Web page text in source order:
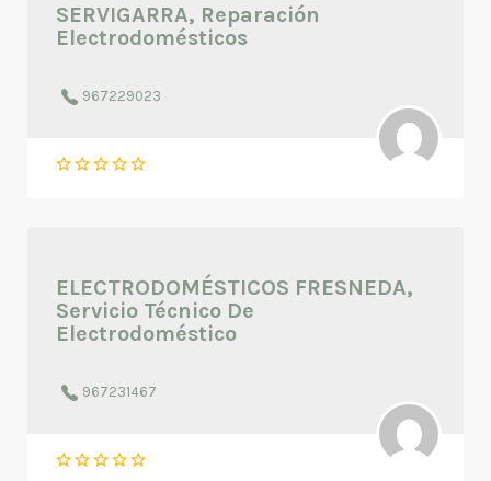
SERVIGARRA, Reparación
Electrodomésticos
967229023
ELECTRODOMÉSTICOS FRESNEDA,
Servicio Técnico De
Electrodoméstico
967231467